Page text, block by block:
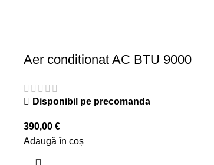
Aer conditionat AC BTU 9000
Disponibil pe precomanda
390,00 €
Adaugă în coș